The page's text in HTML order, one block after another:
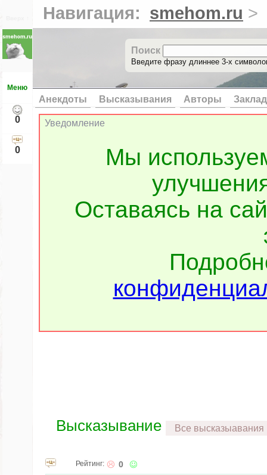
Меню
0
0
Навигация: smehom.ru >
Поиск
Введите фразу длиннее 3-х
Анекдоты Высказывания Авторы
Уведомление
Мы
Оставаясь на
Высказывание Все высказыавания
Рейтинг: 0